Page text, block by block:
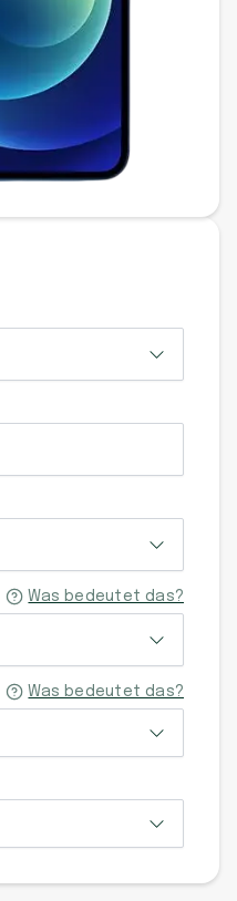
Was bedeutet das?
Was bedeutet das?